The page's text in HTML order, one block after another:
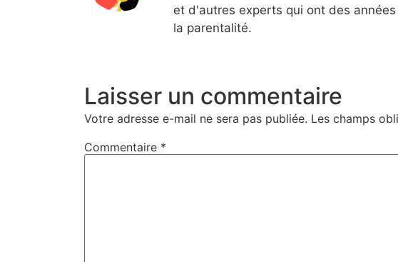
et d'autres experts qui ont des
la parentalité.
Laisser un commentaire
Votre adresse e-mail ne sera pas publiée. Les champs
Commentaire *